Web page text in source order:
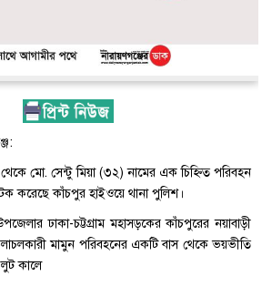
থেকে মো. সেন্টু মিয়া (৩২) নামের এক চিহ্নিত পরিবহন
করেছে কাঁচপুর হাইওয়ে থানা পুলিশ।
ঢাকা-চট্টগ্রাম মহাসড়কের কাঁচপুরের নয়াবাড়ী
মামুন পরিবহনের একটি বাস থেকে ভয়ভীতি
কালে